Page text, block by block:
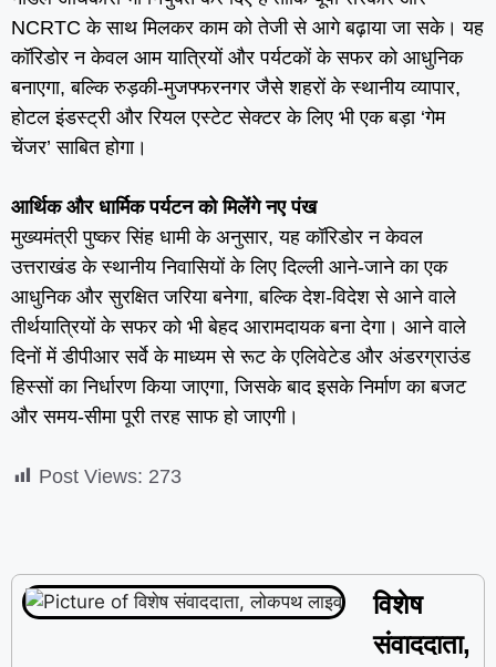
NCRTC के साथ मिलकर काम को तेजी से आगे बढ़ाया जा सके। यह
कॉरिडोर न केवल आम यात्रियों और पर्यटकों के सफर को आधुनिक
बनाएगा, बल्कि रुड़की-मुजफ्फरनगर जैसे शहरों के स्थानीय व्यापार,
होटल इंडस्ट्री और रियल एस्टेट सेक्टर के लिए भी एक बड़ा ‘गेम
चेंजर’ साबित होगा।
आर्थिक और धार्मिक पर्यटन को मिलेंगे नए पंख
मुख्यमंत्री पुष्कर सिंह धामी के अनुसार, यह कॉरिडोर न केवल
उत्तराखंड के स्थानीय निवासियों के लिए दिल्ली आने-जाने का एक
आधुनिक और सुरक्षित जरिया बनेगा, बल्कि देश-विदेश से आने वाले
तीर्थयात्रियों के सफर को भी बेहद आरामदायक बना देगा। आने वाले
दिनों में डीपीआर सर्वे के माध्यम से रूट के एलिवेटेड और अंडरग्राउंड
हिस्सों का निर्धारण किया जाएगा, जिसके बाद इसके निर्माण का बजट
और समय-सीमा पूरी तरह साफ हो जाएगी।
Post Views: 273
विशेष
संवाददाता,